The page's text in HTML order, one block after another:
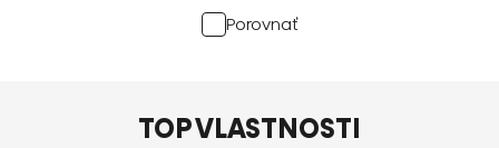
Porovnať
TOP VLASTNOSTI